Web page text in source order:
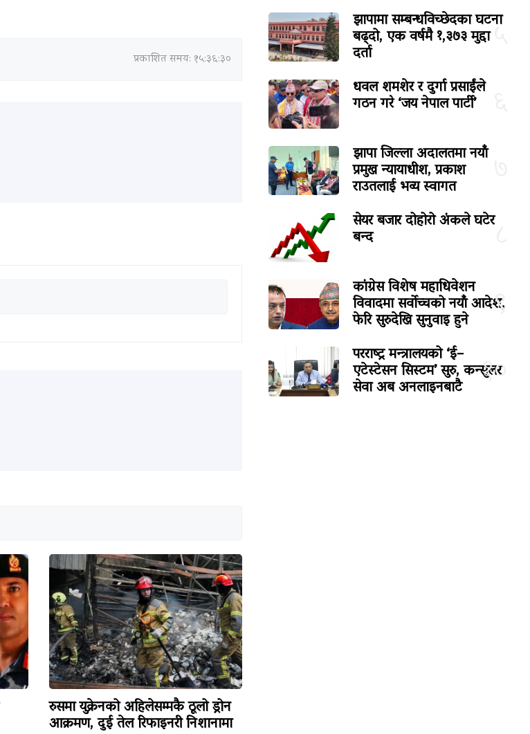
प्रकाशित समय: १५:३६:३०
रुसमा युक्रेनको अहिलेसम्मकै ठूलो ड्रोन
आक्रमण, दुई तेल रिफाइनरी निशानामा
५
झापामा सम्बन्धविच्छेदका घटना
बढ्दो, एक वर्षमै १,३७३ मुद्दा
दर्ता
धवल शमशेर र दुर्गा प्रसाईंले
गठन गरे ‘जय नेपाल पार्टी’
झापा जिल्ला अदालतमा नयाँ
प्रमुख न्यायाधीश, प्रकाश
राउतलाई भव्य स्वागत
सेयर बजार दोहोरो अंकले घटेर
बन्द
९
कांग्रेस विशेष महाधिवेशन
विवादमा सर्वोच्चको नयाँ आदेश,
फेरि सुरुदेखि सुनुवाइ हुने
१०
परराष्ट्र मन्त्रालयको ‘ई–
एटेस्टेसन सिस्टम’ सुरु, कन्सुलर
सेवा अब अनलाइनबाटै